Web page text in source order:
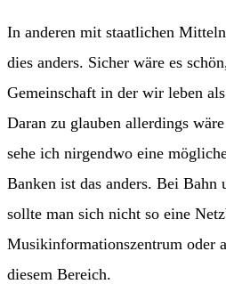
In anderen mit staatlichen
dies anders. Sicher wäre es
Gemeinschaft in der wir leben
Daran zu glauben allerdings
sehe ich nirgendwo eine
Banken ist das anders. Bei Bahn
sollte man sich nicht so eine
Musikinformationszentrum oder
diesem Bereich.